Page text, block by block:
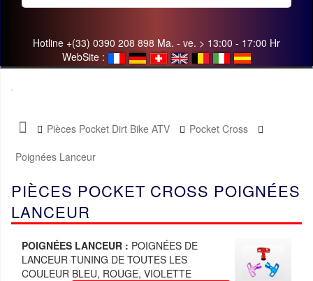
Hotline +(33) 0390 208 898 Ma. - ve. > 13:00 - 17:00 Hr
WebSite :
Pièces Pocket Dirt Bike ATV
Pocket Cross
Poignées Lanceur
PIÈCES POCKET CROSS POIGNÉES
LANCEUR
POIGNÉES LANCEUR : POIGNÉES DE
LANCEUR TUNING DE TOUTES LES
COULEUR BLEU, ROUGE, VIOLETTE